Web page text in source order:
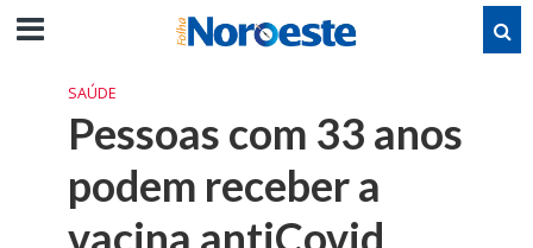
SAÚDE
Pessoas com 33 anos
podem receber a